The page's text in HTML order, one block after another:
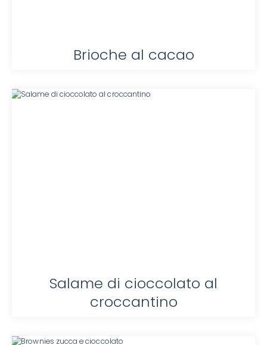
Brioche al cacao
Salame di cioccolato al
croccantino